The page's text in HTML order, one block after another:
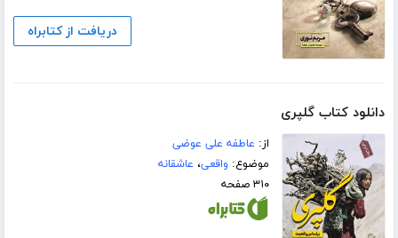
دریافت از کتابراه
دانلود کتاب گلپری
از: عاطفه علی عوضی
موضوع: واقعی، عاشقانه
۳۱۰ صفحه